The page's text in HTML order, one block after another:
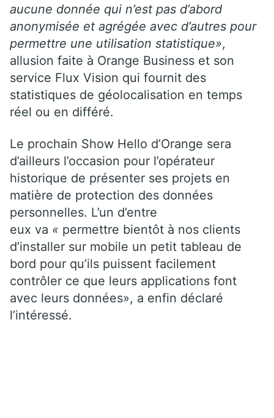
aucune donnée qui n’est pas d’abord
anonymisée et agrégée avec d’autres pour
permettre une utilisation statistique»,
allusion faite à Orange Business et son
service Flux Vision qui fournit des
statistiques de géolocalisation en temps
réel ou en différé.
Le prochain Show Hello d’Orange sera
d’ailleurs l’occasion pour l’opérateur
historique de présenter ses projets en
matière de protection des données
personnelles. L’un d’entre
eux va « permettre bientôt à nos clients
d’installer sur mobile un petit tableau de
bord pour qu’ils puissent facilement
contrôler ce que leurs applications font
avec leurs données», a enfin déclaré
l’intéressé.